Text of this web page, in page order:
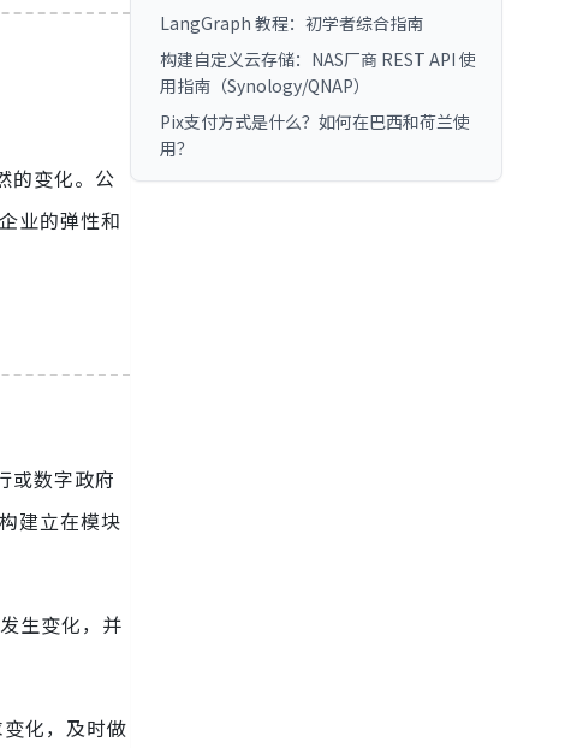
的变化。公
业的弹性和
或数字政府
建立在模块
生变化，并
化，及时做
LangGraph 教程：初学者综合指南
构建自定义云存储：NAS厂商 REST API 使
用指南（Synology/QNAP）
Pix支付方式是什么？如何在巴西和荷兰使
用？